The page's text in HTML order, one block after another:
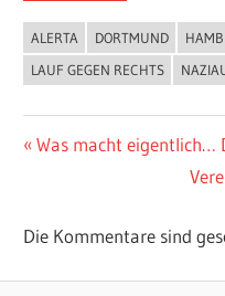
ALERTA DORTMUND
LAUF GEGEN RECHTS
Vorheriger
Was macht eigentlich…
Die Kommentare sind